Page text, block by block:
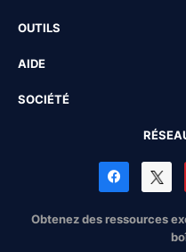
OUTILS
AIDE
SOCIÉTÉ
Obtenez des ressources